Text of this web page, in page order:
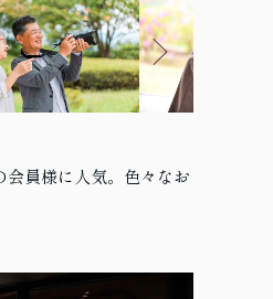
員様に人気。色々なお